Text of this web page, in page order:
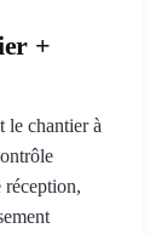
+
le chantier à